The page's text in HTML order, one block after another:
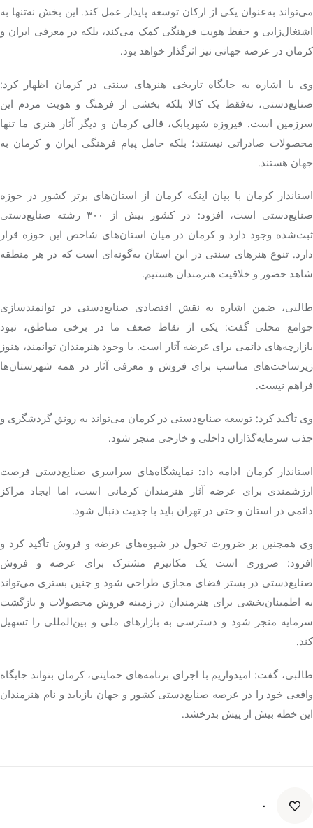
می‌تواند به‌عنوان یکی از ارکان توسعه پایدار عمل کند. این بخش نه‌تنها به
اشتغال‌زایی و حفظ هویت فرهنگی کمک می‌کند، بلکه در معرفی ایران و
کرمان در عرصه جهانی نیز اثرگذار خواهد بود.
وی با اشاره به جایگاه تاریخی هنرهای سنتی در کرمان اظهار کرد:
صنایع‌دستی، نه‌فقط یک کالا بلکه بخشی از فرهنگ و هویت مردم این
سرزمین است. فیروزه شهربابک، قالی کرمان و دیگر آثار هنری ما تنها
محصولات صادراتی نیستند؛ بلکه حامل پیام فرهنگی ایران و کرمان به
جهان هستند.
استاندار کرمان با بیان اینکه کرمان از استان‌های برتر کشور در حوزه
صنایع‌دستی است، افزود: در کشور بیش از ۳۰۰ رشته صنایع‌دستی
ثبت‌شده وجود دارد و کرمان در میان استان‌های شاخص این حوزه قرار
دارد. تنوع هنرهای سنتی در این استان به‌گونه‌ای است که در هر منطقه
شاهد حضور و خلاقیت هنرمندان هستیم.
طالبی، ضمن اشاره به نقش اقتصادی صنایع‌دستی در توانمندسازی
جوامع محلی گفت: یکی از نقاط ضعف ما در برخی مناطق، نبود
بازارچه‌های دائمی برای عرضه آثار است. با وجود هنرمندان توانمند، هنوز
زیرساخت‌های مناسب برای فروش و معرفی آثار در همه شهرستان‌ها
فراهم نیست.
وی تأکید کرد: توسعه صنایع‌دستی در کرمان می‌تواند به رونق گردشگری و
جذب سرمایه‌گذاران داخلی و خارجی منجر شود.
استاندار کرمان ادامه داد: نمایشگاه‌های سراسری صنایع‌دستی فرصت
ارزشمندی برای عرضه آثار هنرمندان کرمانی است، اما ایجاد مراکز
دائمی در استان و حتی در تهران باید با جدیت دنبال شود.
وی همچنین بر ضرورت تحول در شیوه‌های عرضه و فروش تأکید کرد و
افزود: ضروری است یک مکانیزم مشترک برای عرضه و فروش
صنایع‌دستی در بستر فضای مجازی طراحی شود و چنین بستری می‌تواند
به اطمینان‌بخشی برای هنرمندان در زمینه فروش محصولات و بازگشت
سرمایه منجر شود و دسترسی به بازارهای ملی و بین‌المللی را تسهیل
کند.
طالبی، گفت: امیدواریم با اجرای برنامه‌های حمایتی، کرمان بتواند جایگاه
واقعی خود را در عرصه صنایع‌دستی کشور و جهان بازیابد و نام هنرمندان
این خطه بیش از پیش بدرخشد.
۰